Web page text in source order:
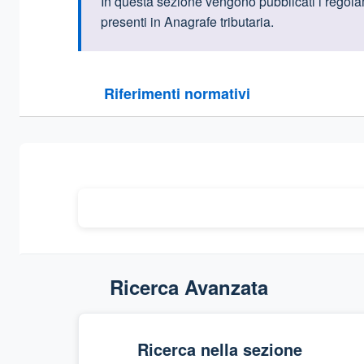
presenti in Anagrafe tributaria.
Riferimenti normativi
Sezione compressa
Ricerca Avanzata
Ricerca nella sezione